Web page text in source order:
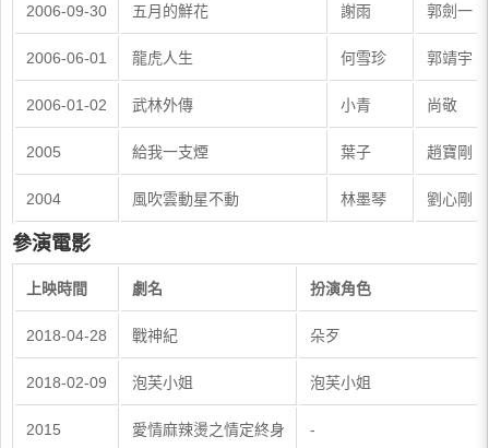
2006-09-30 五月的鮮花 謝雨 郭劍一
2006-06-01 龍虎人生 何雪珍 郭靖宇
2006-01-02 武林外傳 小青 尚敬
2005 給我一支煙 葉子 趙寶剛
2004 風吹雲動星不動 林墨琴 劉心剛
參演電影
上映時間 劇名 扮演角色
2018-04-28 戰神紀 朵歹
2018-02-09 泡芙小姐 泡芙小姐
2015 愛情麻辣燙之情定終身 -